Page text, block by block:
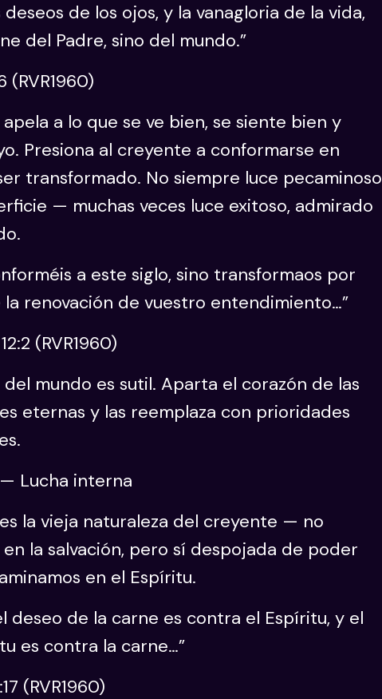
deseos de los ojos, y la vanagloria de la vida,
del Padre, sino del mundo.”
(RVR1960)
apela a lo que se ve bien, se siente bien y
Presiona al creyente a conformarse en
transformado. No siempre luce pecaminoso
— muchas veces luce exitoso, admirado
a este siglo, sino transformaos por
la renovación de vuestro entendimiento…”
(RVR1960)
del mundo es sutil. Aparta el corazón de las
eternas y las reemplaza con prioridades
Lucha interna
la vieja naturaleza del creyente — no
la salvación, pero sí despojada de poder
en el Espíritu.
deseo de la carne es contra el Espíritu, y el
es contra la carne…”
(RVR1960)